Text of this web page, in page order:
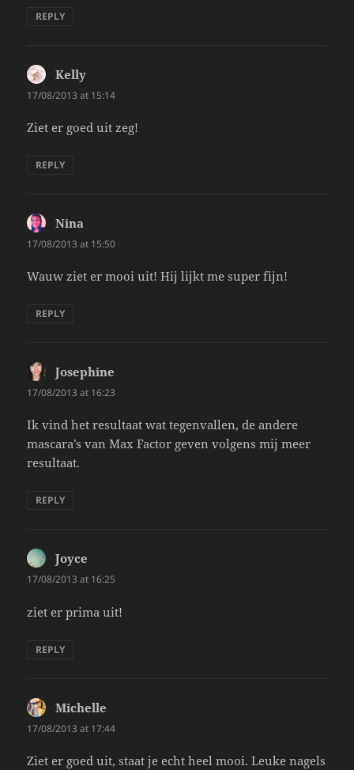
REPLY
Kelly
17/08/2013 at 15:14
Ziet er goed uit zeg!
REPLY
Nina
17/08/2013 at 15:50
Wauw ziet er mooi uit! Hij lijkt me super fijn!
REPLY
Josephine
17/08/2013 at 16:23
Ik vind het resultaat wat tegenvallen, de andere
mascara’s van Max Factor geven volgens mij meer
resultaat.
REPLY
Joyce
17/08/2013 at 16:25
ziet er prima uit!
REPLY
Michelle
17/08/2013 at 17:44
Ziet er goed uit, staat je echt heel mooi. Leuke nagels